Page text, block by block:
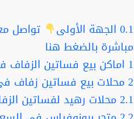
0.1 الجهة الأولى تواصل
مباشرة بالضغط هنا
1 اماكن بيع فساتين الزفاف
2محلات بيع فساتين زفاف
2.1محلات رهيد لفساتين